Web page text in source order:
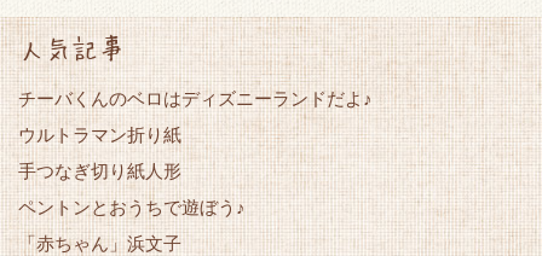
人気記事
チーバくんのベロはディズニーランドだよ♪
ウルトラマン折り紙
手つなぎ切り紙人形
ペントンとおうちで遊ぼう♪
「赤ちゃん」浜文子